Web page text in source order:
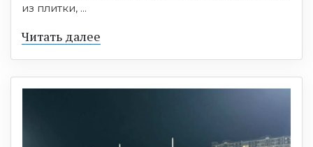
из плитки, ...
Читать далее